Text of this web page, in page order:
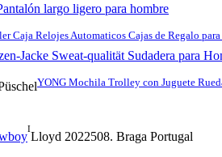
largo ligero para hombre
Caja Relojes Automaticos Cajas de Regalo
Jacke Sweat-qualität Sudadera para
YONG Mochila Trolley con Juguete
I
Lloyd 2022508. Braga Portugal